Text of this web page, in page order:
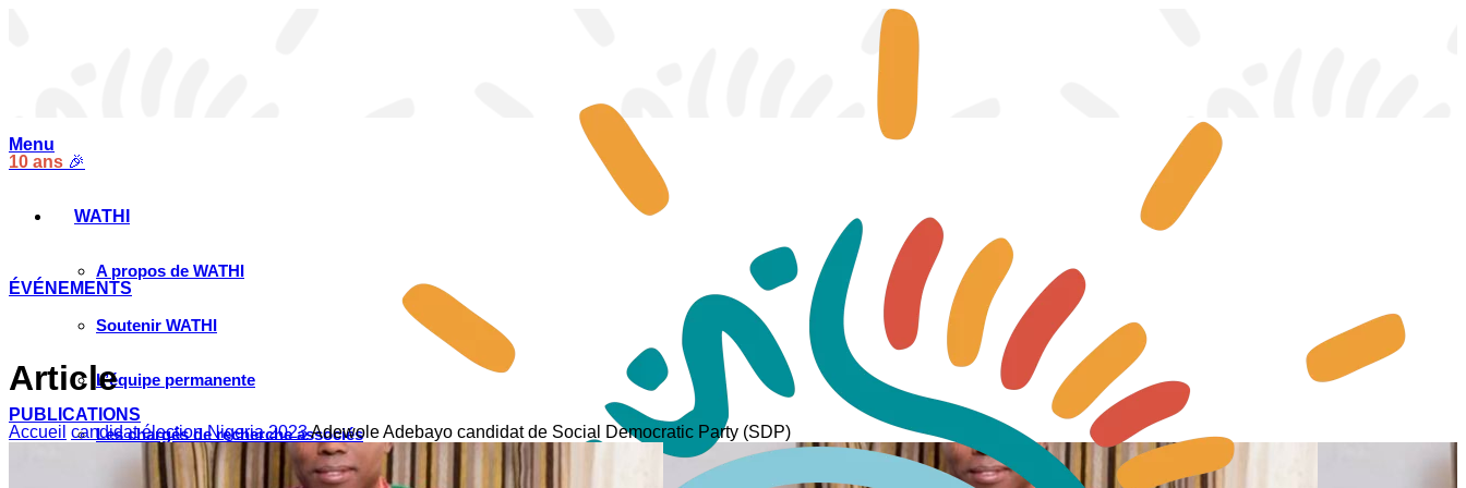
10 ans 🎉
ÉVÉNEMENTS
PUBLICATIONS
Menu
WATHI
A propos de WATHI
Soutenir WATHI
L’équipe permanente
Les chargés de recherche associés
Article
Accueil candidat élection Nigeria 2023Adewole Adebayo candidat de Social Democratic Party (SDP)